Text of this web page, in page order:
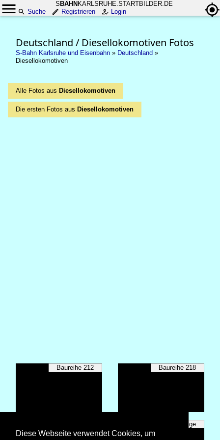
S BAHN KARLSRUHE.STARTBILDER.DE
Suche
Registrieren Login
Deutschland / Diesellokomotiven Fotos
S-Bahn Karlsruhe und Eisenbahn » Deutschland »
Diesellokomotiven
Alle Fotos aus Diesellokomotiven
Die ersten Fotos aus Diesellokomotiven
Baureihe 212 Baureihe 218
Sonstige
Diese Webseite verwendet Cookies, um